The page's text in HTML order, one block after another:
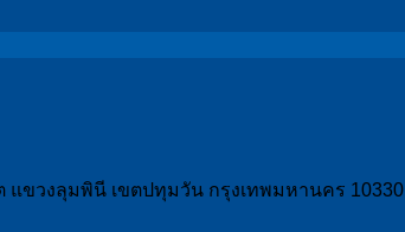
ขวงลุมพินี เขตปทุมวัน กรุงเทพมหานคร 10330